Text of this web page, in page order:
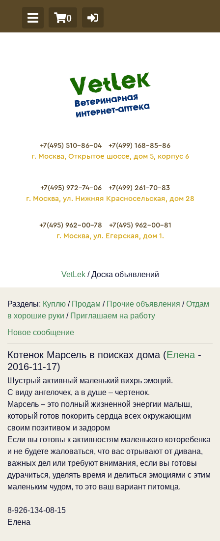
0
+7(495) 510-86-04
+7(499) 168-85-86
г. Москва, Открытое шоссе, дом 5, корпус 6
+7(495) 972-74-06
+7(499) 261-70-83
г. Москва, ул. Нижняя Красносельская, дом 28
+7(495) 962-00-78
+7(495) 962-00-81
г. Москва, ул. Егерская, дом 1.
VetLek/ Доска объявлений
Разделы: Куплю / Продам / Прочие объявления /Отдам
в хорошие руки / Приглашаем на работу
Новое сообщение
Котенок Марсель в поисках дома (Елена -
2016-11-17)
Шустрый активный маленький вихрь эмоций.
С виду ангелочек, а в душе – чертенок.
Марсель – это полный жизненной энергии малыш,
который готов покорить сердца всех окружающим
своим позитивом и задором
Если вы готовы к активностям маленького которебенка
и не будете жаловаться, что вас отрывают от дивана,
важных дел или требуют внимания, если вы готовы
дурачиться, уделять время и делиться эмоциями с этим
маленьким чудом, то это ваш вариант питомца.
8-926-134-08-15
Елена